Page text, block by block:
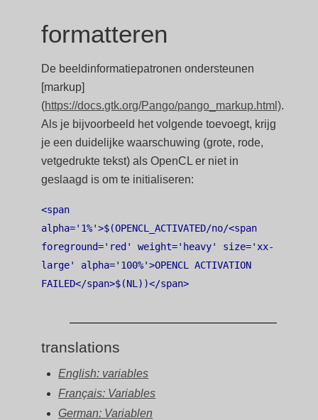
formatteren
De beeldinformatiepatronen ondersteunen
[markup]
(https://docs.gtk.org/Pango/pango_markup.html).
Als je bijvoorbeeld het volgende toevoegt, krijg
je een duidelijke waarschuwing (grote, rode,
vetgedrukte tekst) als OpenCL er niet in
geslaagd is om te initialiseren:
<span
alpha='1%'>$(OPENCL_ACTIVATED/no/<span
foreground='red' weight='heavy' size='xx-
large' alpha='100%'>OPENCL ACTIVATION
FAILED</span>$(NL))</span>
translations
English: variables
Français: Variables
German: Variablen